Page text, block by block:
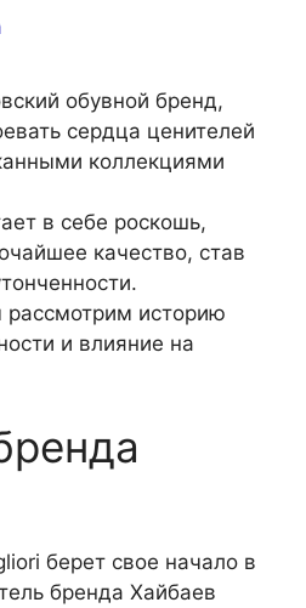
обувной бренд,
сердца ценителей
коллекциями
в себе роскошь,
качество, став
рассмотрим историю
и влияние на
берет свое начало в
бренда Хайбаев